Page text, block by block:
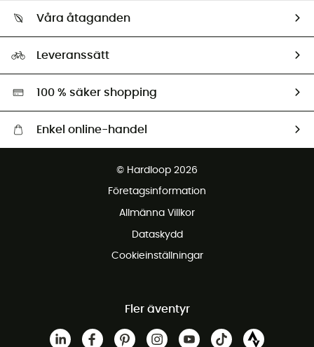
Retur & återbetalning
Ambassadörer
Våra åtaganden
Miljöanpassat urval
Leveranssätt
100 % säker shopping
Enkel online-handel
Gratis retur inom 100 dagar
© Hardloop 2026
Företagsinformation
Allmänna Villkor
Dataskydd
Cookieinställningar
Fler äventyr